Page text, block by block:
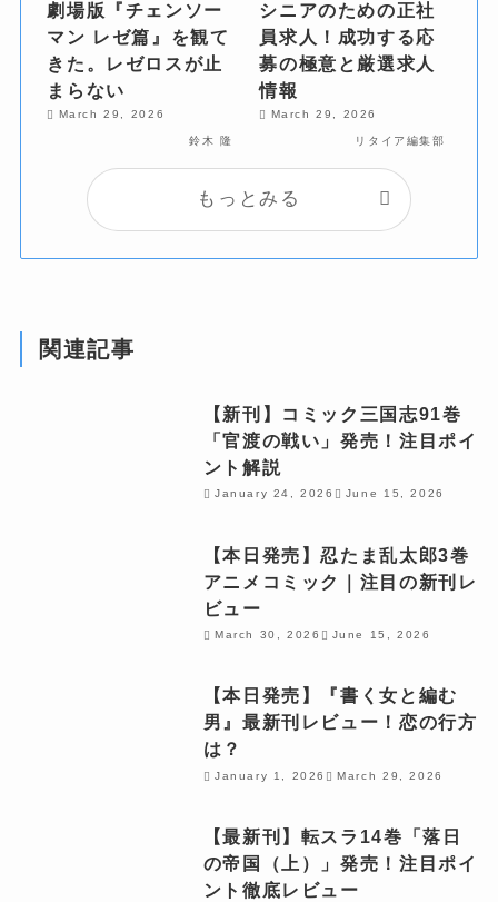
劇場版『チェンソー
マン レゼ篇』を観て
きた。レゼロスが止
まらない
March 29, 2026
鈴木 隆
シニアのための正社
員求人！成功する応
募の極意と厳選求人
情報
March 29, 2026
リタイア編集部
もっとみる
関連記事
【新刊】コミック三国志91巻
「官渡の戦い」発売！注目ポイ
ント解説
January 24, 2026 June 15, 2026
【本日発売】忍たま乱太郎3巻
アニメコミック｜注目の新刊レ
ビュー
March 30, 2026 June 15, 2026
【本日発売】『書く女と編む
男』最新刊レビュー！恋の行方
は？
January 1, 2026 March 29, 2026
【最新刊】転スラ14巻「落日
の帝国（上）」発売！注目ポイ
ント徹底レビュー